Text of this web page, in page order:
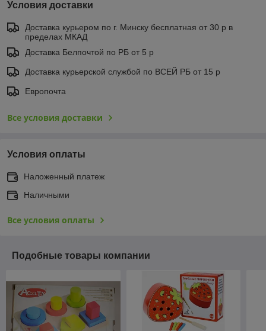
Условия доставки
Доставка курьером по г. Минску бесплатная от 30 р в
пределах МКАД
Доставка Белпочтой по РБ от 5 р
Доставка курьерской службой по ВСЕЙ РБ от 15 р
Европочта
Все условия доставки
Условия оплаты
Наложенный платеж
Наличными
Все условия оплаты
Подобные товары компании